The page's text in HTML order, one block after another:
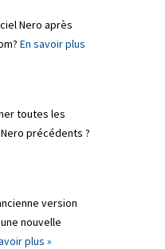
Nero après
En savoir plus
toutes les
précédents ?
version
nouvelle
plus »